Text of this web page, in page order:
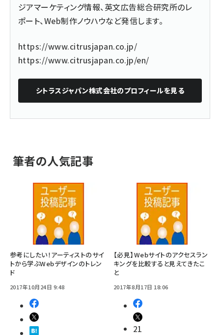
ジアマーケティング情報、英文広告総合研究所のレ
ポート、Web制作ノウハウなど発信します。
https://www.citrusjapan.co.jp/
https://www.citrusjapan.co.jp/en/
シトラスジャパン株式会社のプロフィールを見る
筆者の人気記事
参考にしたい！アーティストのサイ
トから学ぶWebデザインのトレン
ド
2017年10月24日 9:48
【必見】Webサイトのアクセスラン
キングを比較すると見えてきたこ
と
2017年8月17日 18:06
21